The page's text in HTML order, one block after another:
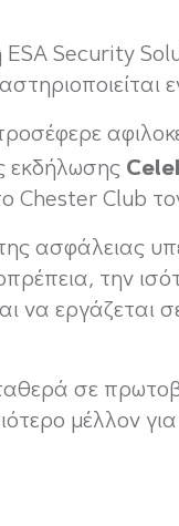
ESA Security
εκδήλωσης
Chester Club τον
της ασφάλειας
την
να εργάζεται
σε
μέλλον